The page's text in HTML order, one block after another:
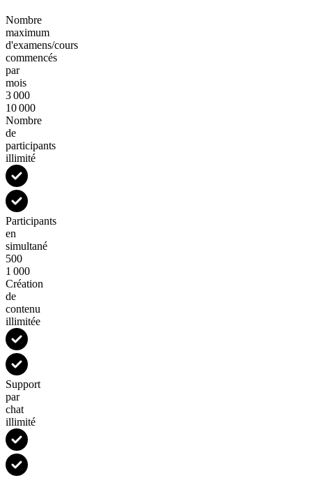
Nombre
maximum
d'examens/cours
commencés
par
mois
3 000
10 000
Nombre
de
participants
illimité
Participants
en
simultané
500
1 000
Création
de
contenu
illimitée
Support
par
chat
illimité